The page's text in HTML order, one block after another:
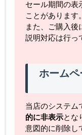
セール期間の表
ことがあります。
また、ご購入後
説明対応は行っ
ホームペ
当店のシステム
的に非表示とな
意図的に削除し